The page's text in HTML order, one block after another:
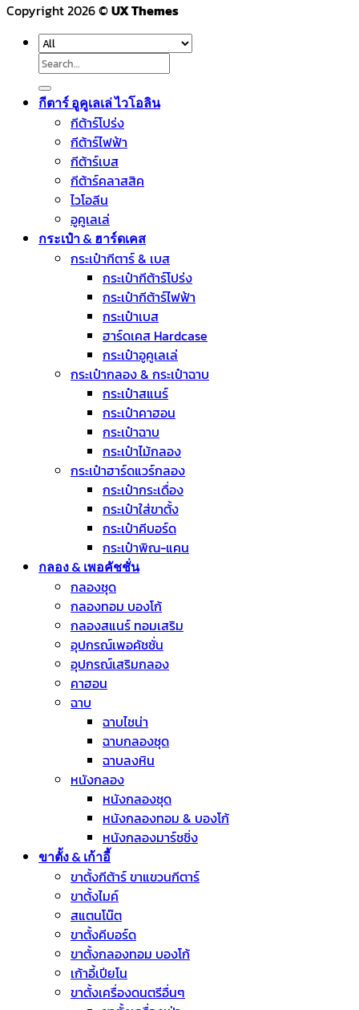
Copyright 2026 ©UX Themes
Search
for:
กีตาร์ อูคูเลเล่ ไวโอลิน
กีต้าร์โปร่ง
กีต้าร์ไฟฟ้า
กีต้าร์เบส
กีต้าร์คลาสสิค
ไวโอลีน
อูคูเลเล่
กระเป๋า & ฮาร์ดเคส
กระเป๋ากีตาร์ & เบส
กระเป๋ากีต้าร์โปร่ง
กระเป๋ากีต้าร์ไฟฟ้า
กระเป๋าเบส
ฮาร์ดเคส Hardcase
กระเป๋าอูคูเลเล่
กระเป๋ากลอง & กระเป๋าฉาบ
กระเป๋าสแนร์
กระเป๋าคาฮอน
กระเป๋าฉาบ
กระเป๋าไม้กลอง
กระเป๋าฮาร์ดแวร์กลอง
กระเป๋ากระเดื่อง
กระเป๋าใส่ขาตั้ง
กระเป๋าคีบอร์ด
กระเป๋าพิณ-แคน
กลอง & เพอคัชชั่น
กลองชุด
กลองทอม บองโก้
กลองสแนร์ ทอมเสริม
อุปกรณ์เพอคัชชั่น
อุปกรณ์เสริมกลอง
คาฮอน
ฉาบ
ฉาบไชน่า
ฉาบกลองชุด
ฉาบลงหิน
หนังกลอง
หนังกลองชุด
หนังกลองทอม & บองโก้
หนังกลองมาร์ชชิ่ง
ขาตั้ง & เก้าอี้
ขาตั้งกีต้าร์ ขาแขวนกีตาร์
ขาตั้งไมค์
สแตนโน๊ต
ขาตั้งคีบอร์ด
ขาตั้งกลองทอม บองโก้
เก้าอี้เปียโน
ขาตั้งเครื่องดนตรีอื่นๆ